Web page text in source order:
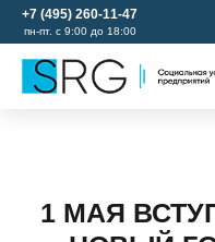
+7 (495) 260-11-47
пн-пт. с 9:00 до 18:00
1 МАЯ